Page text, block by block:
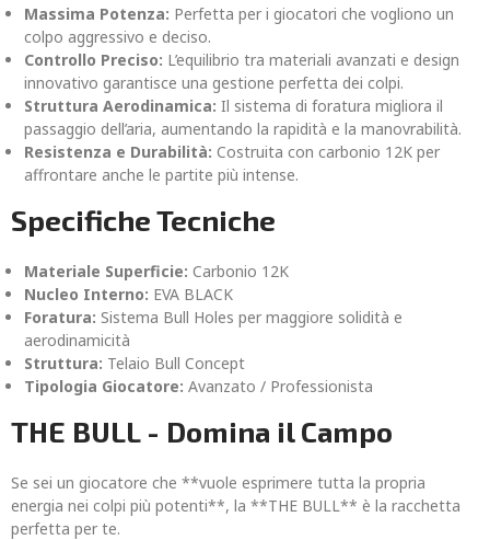
Massima Potenza: Perfetta per i giocatori che vogliono un
colpo aggressivo e deciso.
Controllo Preciso: L’equilibrio tra materiali avanzati e design
innovativo garantisce una gestione perfetta dei colpi.
Struttura Aerodinamica: Il sistema di foratura migliora il
passaggio dell’aria, aumentando la rapidità e la manovrabilità.
Resistenza e Durabilità: Costruita con carbonio 12K per
affrontare anche le partite più intense.
Specifiche Tecniche
Materiale Superficie: Carbonio 12K
Nucleo Interno: EVA BLACK
Foratura: Sistema Bull Holes per maggiore solidità e
aerodinamicità
Struttura: Telaio Bull Concept
Tipologia Giocatore: Avanzato / Professionista
THE BULL - Domina il Campo
Se sei un giocatore che **vuole esprimere tutta la propria
energia nei colpi più potenti**, la **THE BULL** è la racchetta
perfetta per te.